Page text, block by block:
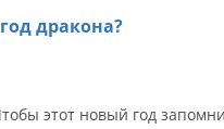
дракона?
этот новый год